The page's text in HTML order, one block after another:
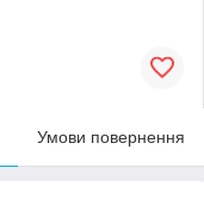
Умови повернення